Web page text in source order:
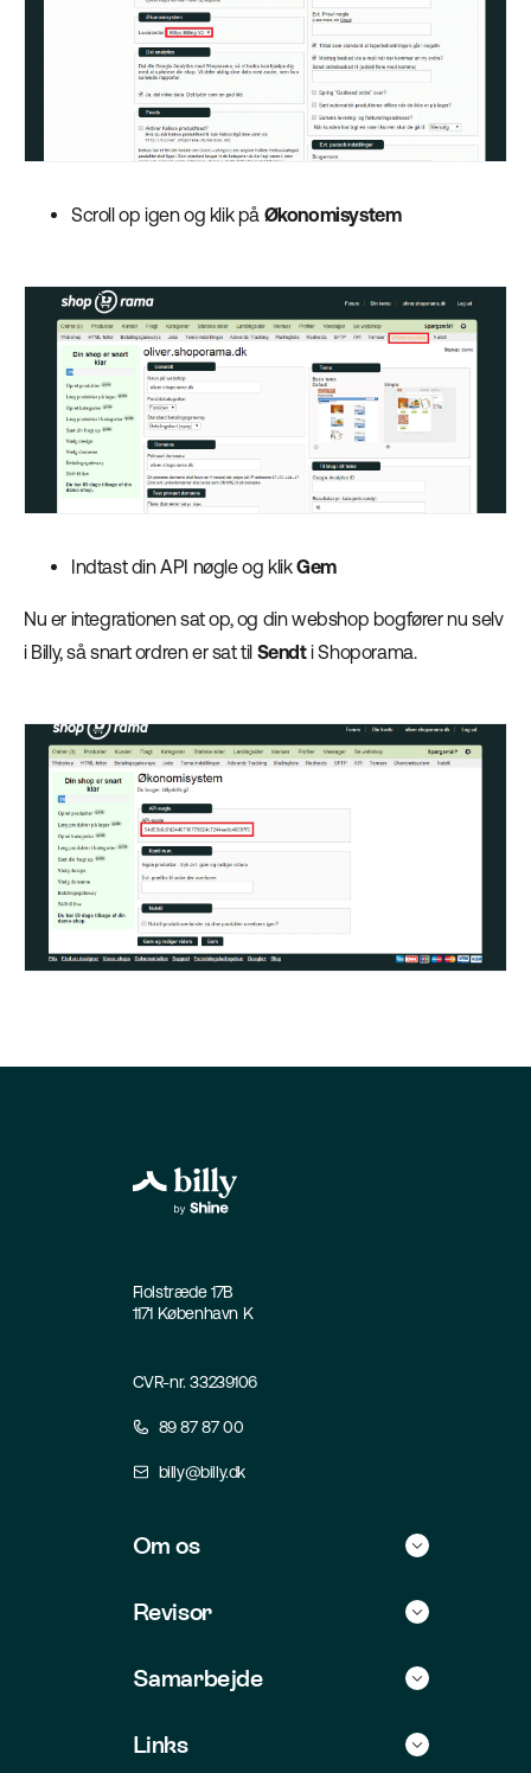
Scroll op igen og klik på Økonomisystem
Indtast din API nøgle og klikGem
Nu er integrationen sat op, og din webshop bogfører nu selv
i Billy, så snart ordren er sat til Sendti Shoporama.
Fiolstræde 17B
1171 København K
CVR-nr. 33239106
89 87 87 00
billy@billy.dk
Om os
Jobs
Revisor
Samarbejde
Links